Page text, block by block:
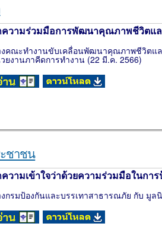
วามร่วมมือการพัฒนาคุณภาพชีวิตแล
คณะทำงานขับเคลื่อนพัฒนาคุณภาพชีวิตแล
ยงานภาคีดการทำงาน (22 มี.ค. 2566)
ชาชน
วามเข้าใจว่าด้วยความร่วมมือในกา
กรมป้องกันและบรรเทาสาธารณภัย กับ มู